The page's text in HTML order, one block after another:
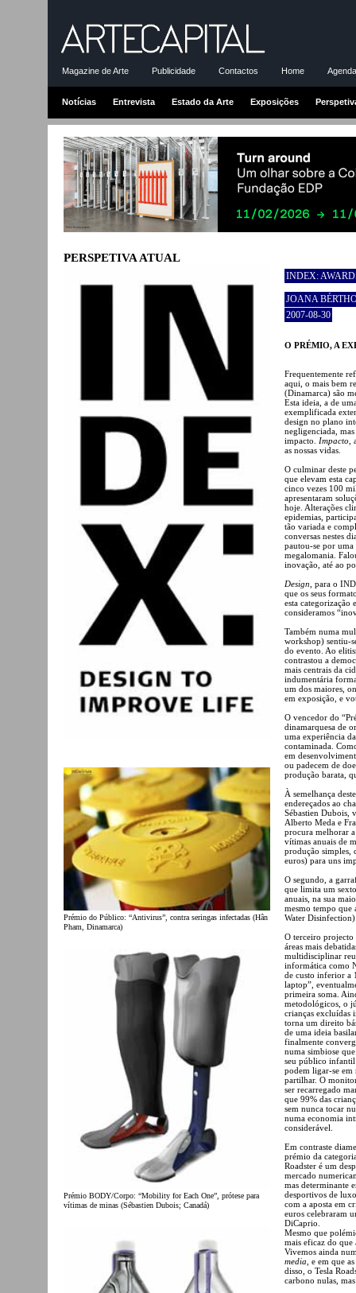
Magazine de Arte Publicidade Contactos Home
Notícias Entrevista Estado da Arte Exposições
PERSPETIVA ATUAL
Prémio do Público: “Antivirus”, contra seringas infectadas (Hân
Pham, Dinamarca)
Prémio BODY/Corpo: “Mobility for Each One”, prótese para
vítimas de minas (Sébastien Dubois; Canadá)
INDEX:
JOANA
2007-08-30
O PRÉMIO, A
Frequentemente
aqui, o mais bem
(Dinamarca) são
Esta ideia, a de
exemplificada
design no plano
negligenciada,
impacto. Impacto
as nossas vidas.
O culminar deste
que elevam esta
cinco vezes 100
apresentaram
hoje. Alterações
epidemias,
tão variada e
conversas nestes
pautou-se por
megalomania.
inovação, até ao
Design , para o
que os seus
esta categorização
consideramos
Também numa
workshop) sentiu-
do evento. Ao
contrastou a
mais centrais da
indumentária
um dos maiores,
em exposição, e
O vencedor do
dinamarquesa de
uma experiência
contaminada.
em
ou padecem de
produção barata,
À semelhança
endereçados ao
Sébastien Dubois,
Alberto Meda e
procura melhorar a
vítimas anuais de
produção simples,
euros) para uns
O segundo, a
que limita um
anuais, na sua
mesmo tempo que
Water
O terceiro projecto
áreas mais
multidisciplinar
informática como
de custo inferior a
laptop”,
primeira soma.
metodológicos, o
crianças excluídas
torna um direito
de uma ideia
finalmente
numa simbiose
seu público
podem ligar-se em
partilhar. O
ser recarregado
que 99% das
sem nunca tocar
numa economia
considerável.
Em contraste
prémio da
Roadster é um
mercado
mas determinante
desportivos de
com a aposta em
euros celebraram
DiCaprio.
Mesmo que
mais eficaz do que
Vivemos ainda
media , e em que
disso, o Tesla
carbono nulas,